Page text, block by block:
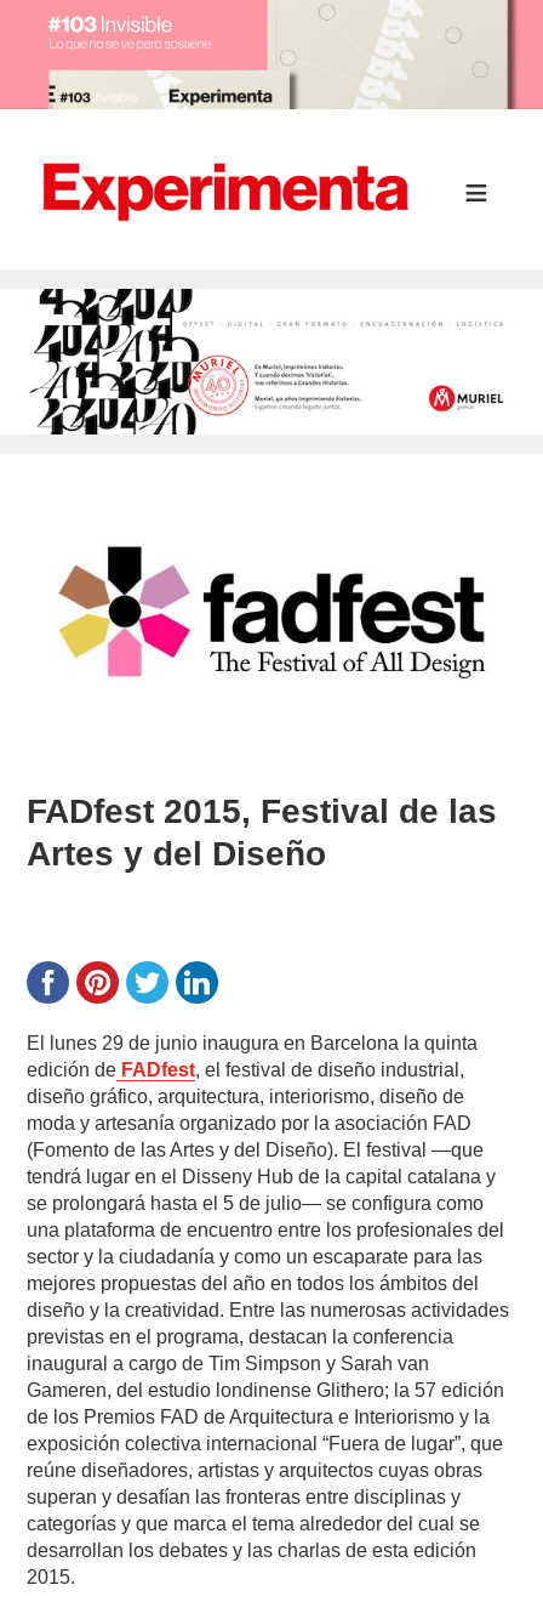
FADfest 2015, Festival de las
Artes y del Diseño
El lunes 29 de junio inaugura en Barcelona la quinta
edición de FADfest, el festival de diseño industrial,
diseño gráfico, arquitectura, interiorismo, diseño de
moda y artesanía organizado por la asociación FAD
(Fomento de las Artes y del Diseño). El festival —que
tendrá lugar en el Disseny Hub de la capital catalana y
se prolongará hasta el 5 de julio— se configura como
una plataforma de encuentro entre los profesionales del
sector y la ciudadanía y como un escaparate para las
mejores propuestas del año en todos los ámbitos del
diseño y la creatividad. Entre las numerosas actividades
previstas en el programa, destacan la conferencia
inaugural a cargo de Tim Simpson y Sarah van
Gameren, del estudio londinense Glithero; la 57 edición
de los Premios FAD de Arquitectura e Interiorismo y la
exposición colectiva internacional “Fuera de lugar”, que
reúne diseñadores, artistas y arquitectos cuyas obras
superan y desafían las fronteras entre disciplinas y
categorías y que marca el tema alrededor del cual se
desarrollan los debates y las charlas de esta edición
2015.